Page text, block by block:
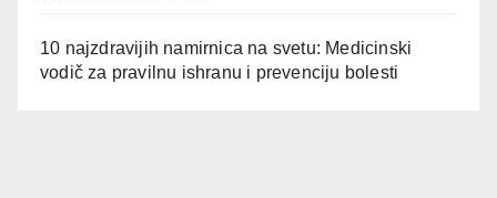
10 najzdravijih namirnica na svetu: Medicinski
vodič za pravilnu ishranu i prevenciju bolesti